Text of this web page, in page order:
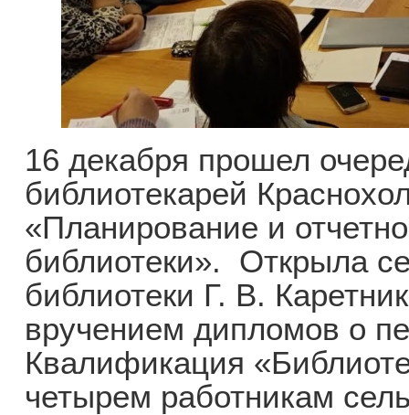
16 декабря прошел
библиотекарей
«Планирование и
библиотеки». Открыла
библиотеки Г. В.
вручением дипломов о
Квалификация
четырем работникам